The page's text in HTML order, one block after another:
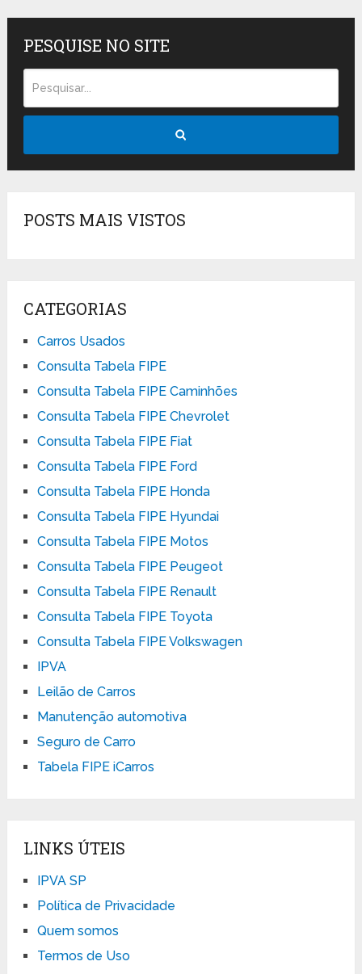
PESQUISE NO SITE
POSTS MAIS VISTOS
CATEGORIAS
Carros Usados
Consulta Tabela FIPE
Consulta Tabela FIPE Caminhões
Consulta Tabela FIPE Chevrolet
Consulta Tabela FIPE Fiat
Consulta Tabela FIPE Ford
Consulta Tabela FIPE Honda
Consulta Tabela FIPE Hyundai
Consulta Tabela FIPE Motos
Consulta Tabela FIPE Peugeot
Consulta Tabela FIPE Renault
Consulta Tabela FIPE Toyota
Consulta Tabela FIPE Volkswagen
IPVA
Leilão de Carros
Manutenção automotiva
Seguro de Carro
Tabela FIPE iCarros
LINKS ÚTEIS
IPVA SP
Política de Privacidade
Quem somos
Termos de Uso